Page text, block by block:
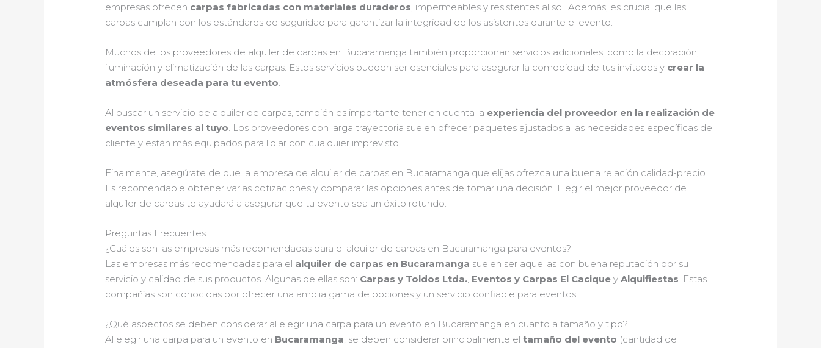
empresas ofrecen carpas fabricadas con materiales duraderos, impermeables y resistentes al sol. Además, es crucial que las
carpas cumplan con los estándares de seguridad para garantizar la integridad de los asistentes durante el evento.
Muchos de los proveedores de alquiler de carpas en Bucaramanga también proporcionan servicios adicionales, como la decoración,
iluminación y climatización de las carpas. Estos servicios pueden ser esenciales para asegurar la comodidad de tus invitados y crear la
atmósfera deseada para tu evento.
Al buscar un servicio de alquiler de carpas, también es importante tener en cuenta la experiencia del proveedor en la realización de
eventos similares al tuyo. Los proveedores con larga trayectoria suelen ofrecer paquetes ajustados a las necesidades específicas del
cliente y están más equipados para lidiar con cualquier imprevisto.
Finalmente, asegúrate de que la empresa de alquiler de carpas en Bucaramanga que elijas ofrezca una buena relación calidad-precio.
Es recomendable obtener varias cotizaciones y comparar las opciones antes de tomar una decisión. Elegir el mejor proveedor de
alquiler de carpas te ayudará a asegurar que tu evento sea un éxito rotundo.
Preguntas Frecuentes
¿Cuáles son las empresas más recomendadas para el alquiler de carpas en Bucaramanga para eventos?
Las empresas más recomendadas para el alquiler de carpas en Bucaramanga suelen ser aquellas con buena reputación por su
servicio y calidad de sus productos. Algunas de ellas son: Carpas y Toldos Ltda., Eventos y Carpas El Cacique yAlquifiestas. Estas
compañías son conocidas por ofrecer una amplia gama de opciones y un servicio confiable para eventos.
¿Qué aspectos se deben considerar al elegir una carpa para un evento en Bucaramanga en cuanto a tamaño y tipo?
Al elegir una carpa para un evento en Bucaramanga, se deben considerar principalmente eltamaño del evento (cantidad de